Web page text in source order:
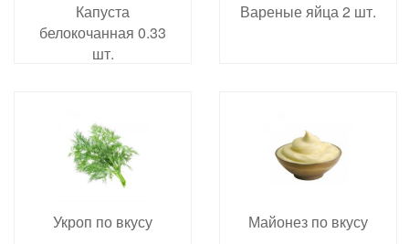
Капуста
белокочанная 0.33
шт.
Вареные яйца 2 шт.
Укроп по вкусу Майонез по вкусу